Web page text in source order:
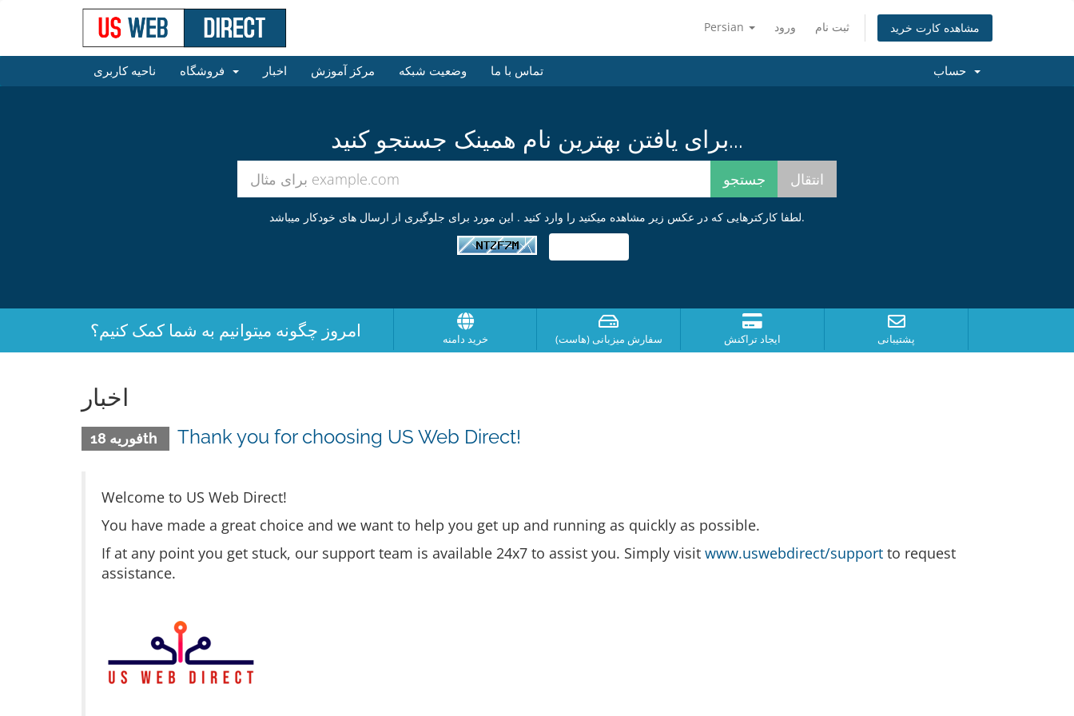
Persian ورود ثبت نام مشاهده کارت خرید
ناحیه کاربری اخبار مرکز آموزش وضعیت شبکه تماس با ما
برای یافتن بهترین نام همینک جستجو کنید...
لطفا کارکترهایی که در عکس زیر مشاهده میکنید را وارد کنید . این مورد برای جلوگیری از ارسال های خودکار میباشد.
امروز چگونه میتوانیم به شما کمک کنیم؟ خرید دامنه سفارش میزبانی (هاست) ایجاد تراکنش پشتیبانی
اخبار
فوریه 18th Thank you for choosing US Web Direct!
Welcome to US Web Direct!
You have made a great choice and we want to help you get up and running as quickly as possible.
If at any point you get stuck, our support team is available 24x7 to assist you. Simply visit www.uswebdirect/support to request
assistance.